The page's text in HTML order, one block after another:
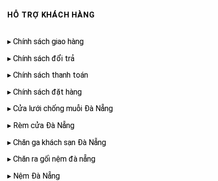
HỖ TRỢ KHÁCH HÀNG
▸ Chính sách giao hàng
▸ Chính sách đổi trả
▸ Chính sách thanh toán
▸ Chính sách đặt hàng
▸ Cửa lưới chống muỗi Đà Nẵng
▸ Rèm cửa Đà Nẵng
▸ Chăn ga khách sạn Đà Nẵng
▸ Chăn ra gối nệm đà nẵng
▸ Nệm Đà Nẵng